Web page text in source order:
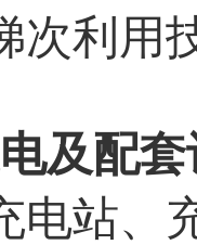
次利用
及配
电站、